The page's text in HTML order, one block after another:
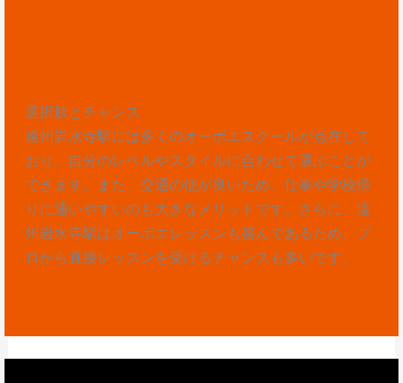
選択肢とチャンス
遠州岩水寺駅には多くのオーボエスクールが点在して
おり、自分のレベルやスタイルに合わせて選ぶことが
できます。また、交通の便が良いため、仕事や学校帰
りに通いやすいのも大きなメリットです。さらに、遠
州岩水寺駅はオーボエレッスンも盛んであるため、プ
ロから直接レッスンを受けるチャンスも多いです。